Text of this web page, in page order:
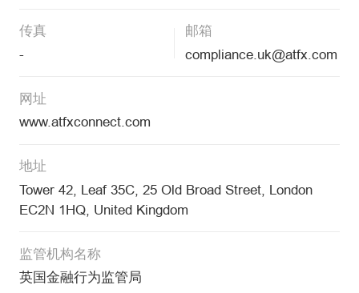
传真
-
邮箱
compliance.uk@atfx.com
网址
www.atfxconnect.com
地址
Tower 42, Leaf 35C, 25 Old Broad Street, London
EC2N 1HQ, United Kingdom
监管机构名称
英国金融行为监管局